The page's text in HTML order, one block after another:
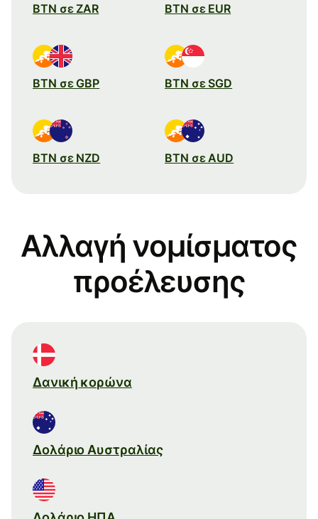
BTN σε ZAR BTN σε EUR
BTN σε GBP BTN σε SGD
BTN σε NZD BTN σε AUD
Αλλαγή νομίσματος
προέλευσης
Δανική κορώνα
Δολάριο Αυστραλίας